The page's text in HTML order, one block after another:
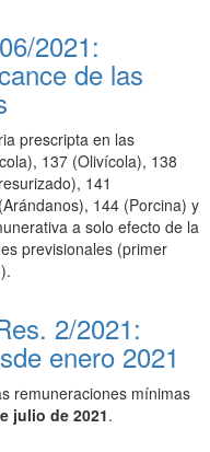
2021:
de las
prescripta en las
137 (Olivícola), 138
141
144 (Porcina) y
a solo efecto de la
previsionales (primer
2/2021:
enero 2021
remuneraciones mínimas
julio de 2021.